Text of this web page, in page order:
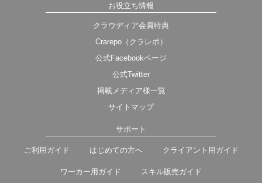
お役立ち情報
クラウディア会員特典
Crarepo（クラレポ）
公式Facebookページ
公式Twitter
掲載メディア様一覧
サイトマップ
サポート
ご利用ガイド はじめての方へ クライアント用ガイド
ワーカー用ガイド スキル販売ガイド